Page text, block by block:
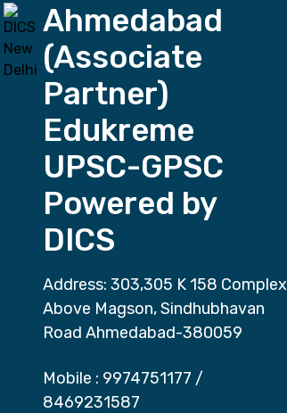
Ahmedabad
(Associate
Partner)
Edukreme
UPSC-GPSC
Powered by
DICS
Address: 303,305 K 158 Complex
Above Magson, Sindhubhavan
Road Ahmedabad-380059
Mobile : 9974751177 /
8469231587